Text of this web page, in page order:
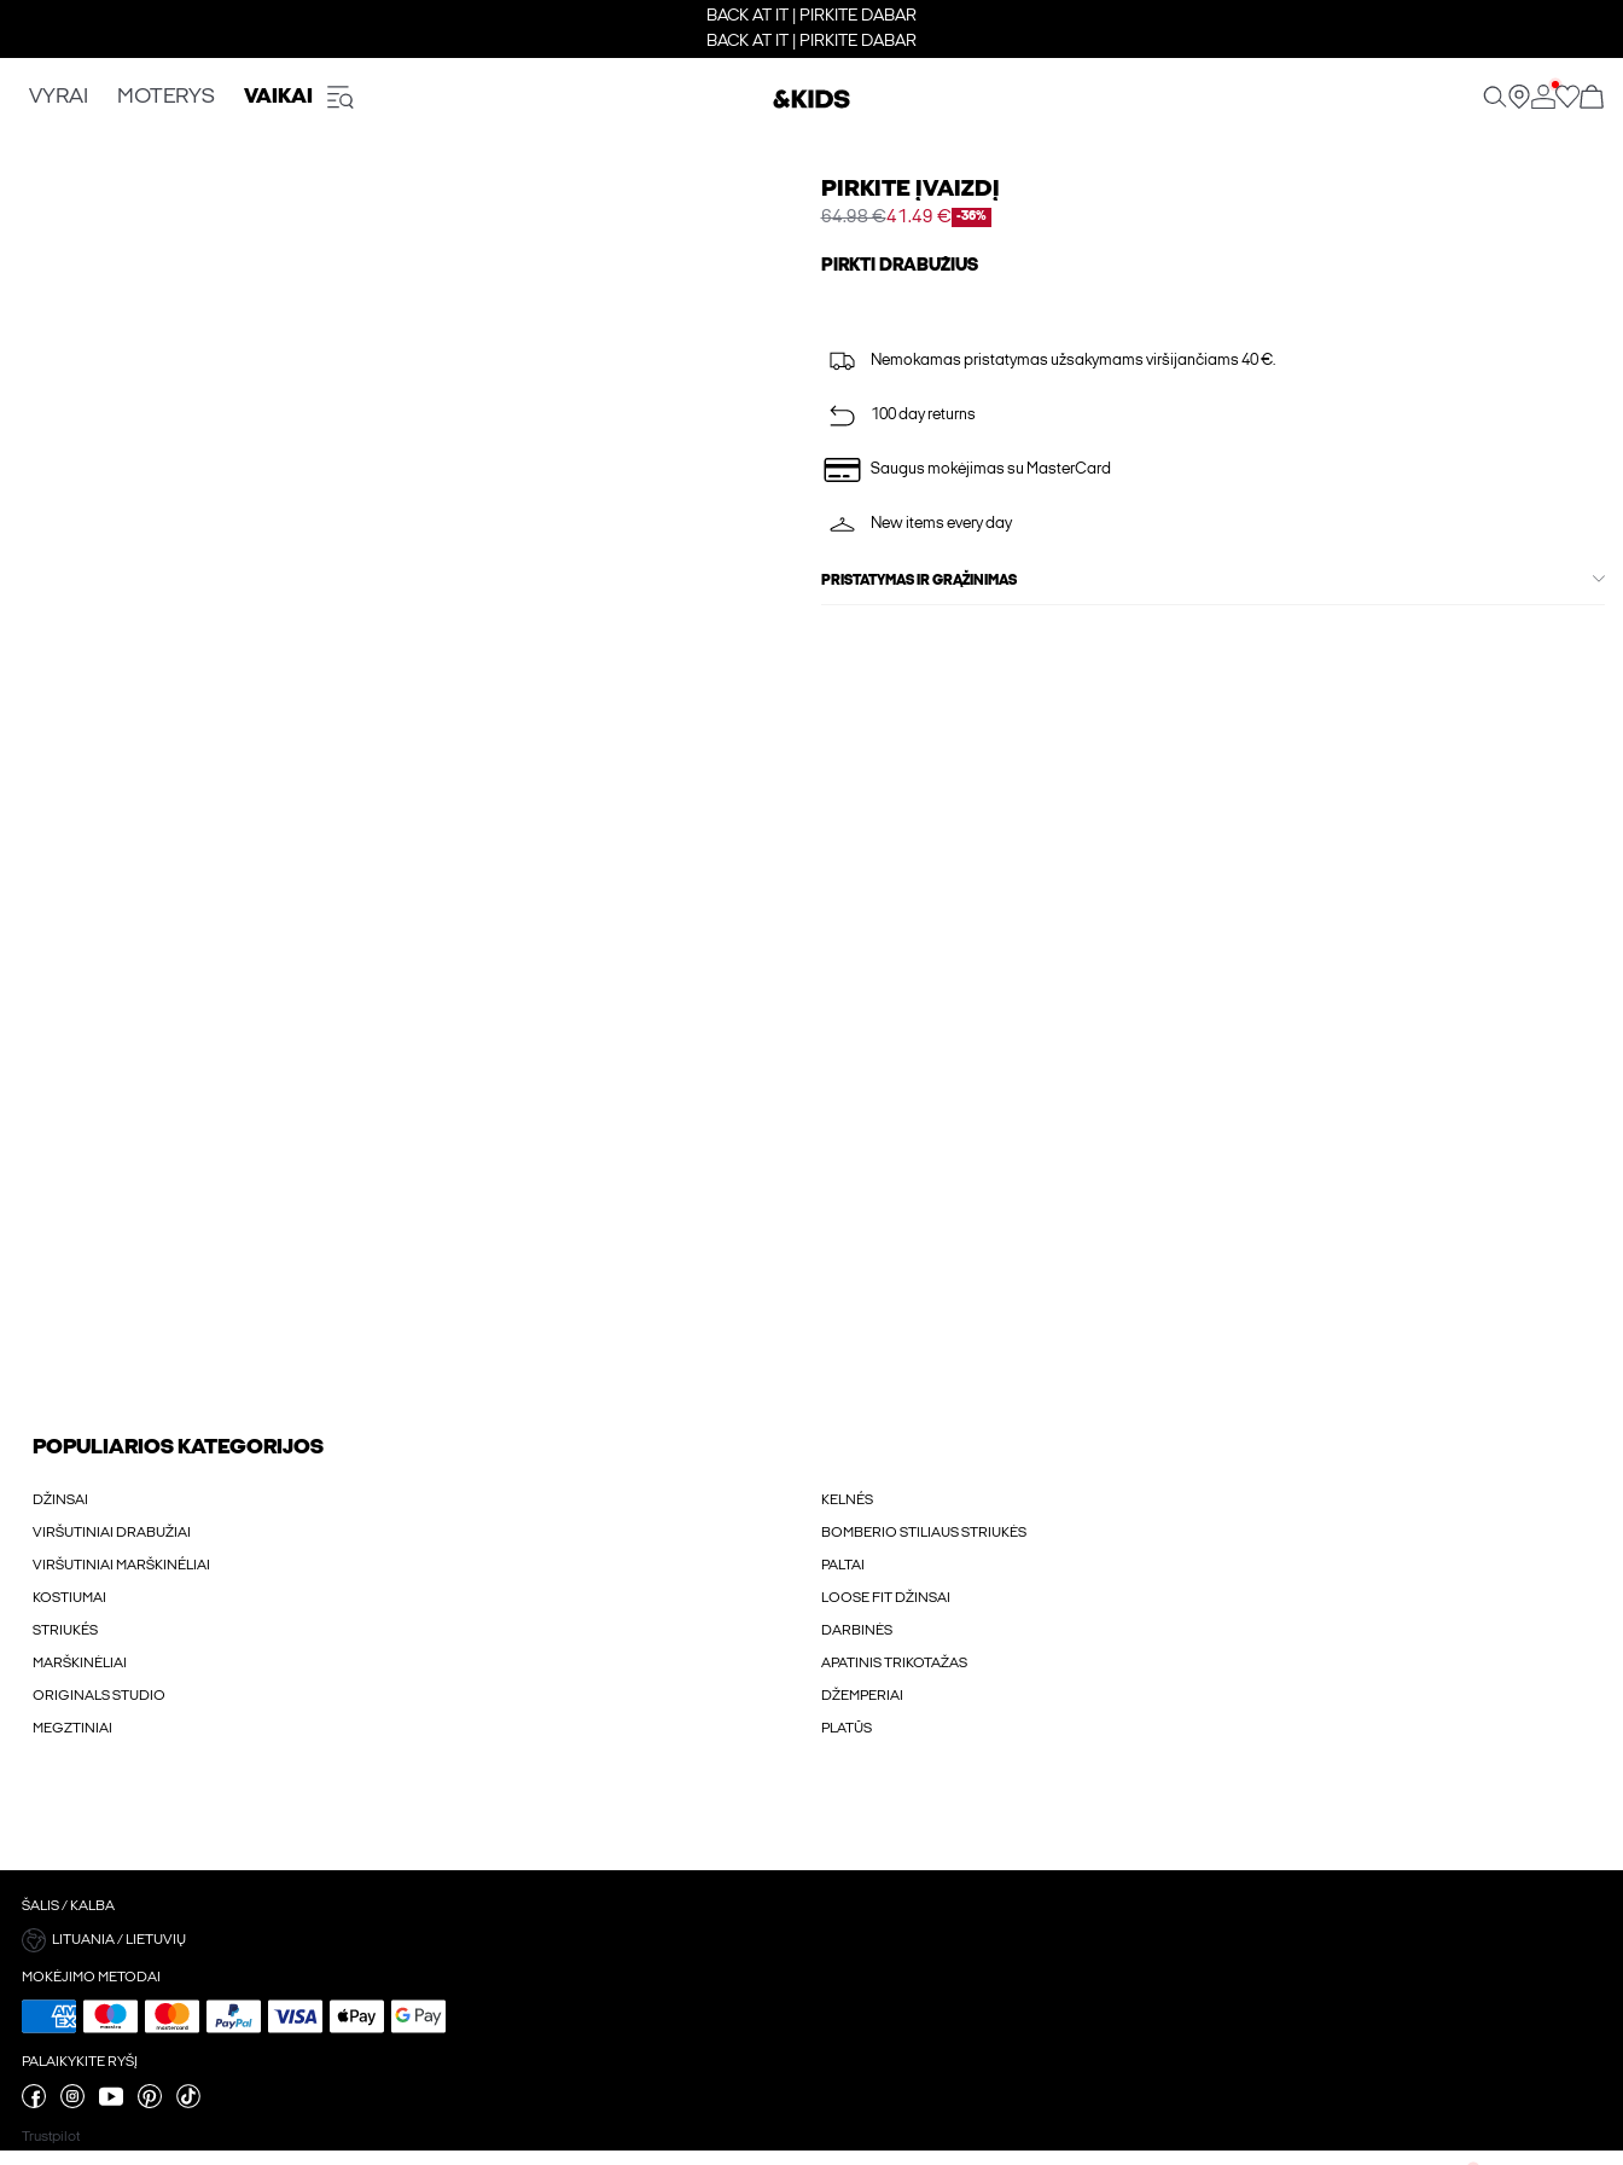
BACK AT IT | PIRKITE DABAR
BACK AT IT | PIRKITE DABAR
VYRAI MOTERYS VAIKAI
PIRKITE ĮVAIZDĮ
64.98 €41.49 € -36%
PIRKTI DRABUŽIUS
Nemokamas pristatymas užsakymams viršijančiams 40 €.
100 day returns
Saugus mokėjimas su MasterCard
New items every day
PRISTATYMAS IR GRĄŽINIMAS
POPULIARIOS KATEGORIJOS
DŽINSAI KELNÉS
VIRŠUTINIAI DRABUŽIAI BOMBERIO STILIAUS STRIUKĖS
VIRŠUTINIAI MARŠKINÉLIAI PALTAI
KOSTIUMAI LOOSE FIT DŽINSAI
STRIUKÉS DARBINĖS
MARŠKINĖLIAI APATINIS TRIKOTAŽAS
ORIGINALS STUDIO DŽEMPERIAI
MEGZTINIAI PLATŪS
ŠALIS / KALBA
LITUANIA / LIETUVIŲ
MOKĖJIMO METODAI
PALAIKYKITE RYŠĮ
Trustpilot